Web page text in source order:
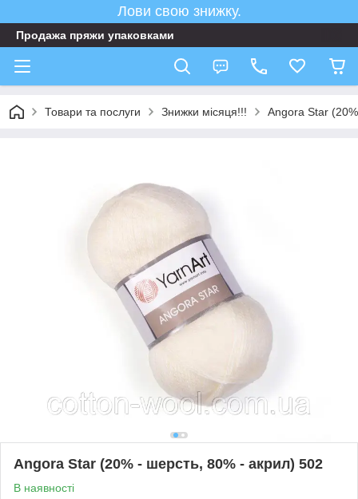
Лови свою знижку.
Продажа пряжи упаковками
Товари та послуги Знижки місяця!!! Angora Star
Angora Star (20% - шерсть, 80% - акрил) 502
В наявності